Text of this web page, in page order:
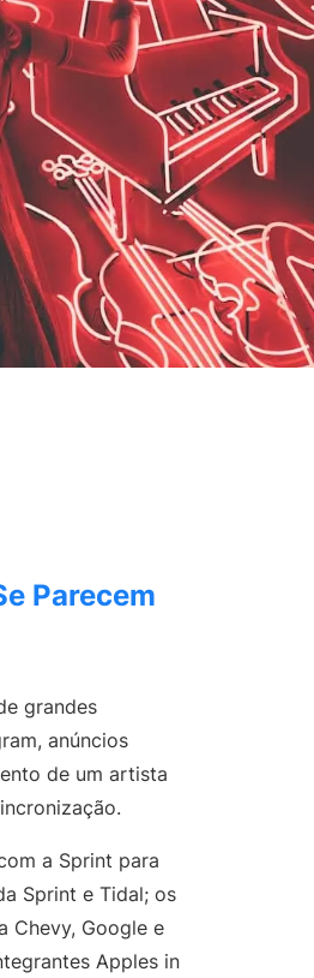
Parecem
grandes
anúncios
de um artista
a Sprint para
Sprint e Tidal; os
Chevy, Google e
Apples in